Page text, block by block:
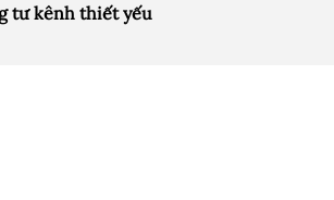
tư kênh thiết yếu